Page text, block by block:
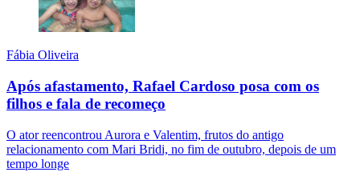
Fábia Oliveira
Após afastamento, Rafael Cardoso posa com os
filhos e fala de recomeço
O ator reencontrou Aurora e Valentim, frutos do antigo
relacionamento com Mari Bridi, no fim de outubro, depois de um
tempo longe